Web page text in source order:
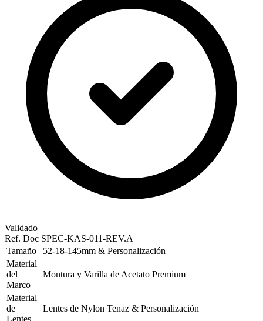
Validado
Ref. Doc SPEC-KAS-011-REV.A
Tamaño
52-18-145mm & Personalización
Material
del
Marco
Montura y Varilla de Acetato Premium
Material
de
Lentes
Lentes de Nylon Tenaz & Personalización